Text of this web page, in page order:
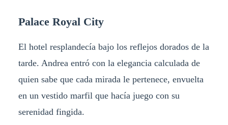
Palace Royal City
El hotel resplandecía bajo los reflejos dorados de la
tarde. Andrea entró con la elegancia calculada de
quien sabe que cada mirada le pertenece, envuelta
en un vestido marfil que hacía juego con su
serenidad fingida.